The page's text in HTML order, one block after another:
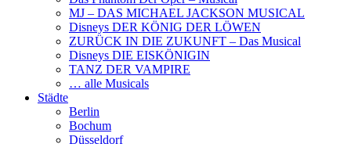
MJ – DAS MICHAEL JACKSON MUSICAL
Disneys DER KÖNIG DER LÖWEN
ZURÜCK IN DIE ZUKUNFT – Das Musical
Disneys DIE EISKÖNIGIN
TANZ DER VAMPIRE
… alle Musicals
Städte
Berlin
Bochum
Düsseldorf